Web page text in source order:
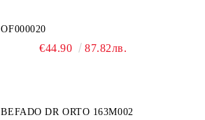
OF000020
€44.90 87.82лв.
BEFADO DR ORTO 163M002